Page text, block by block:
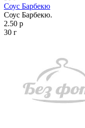
Соус Барбекю
Соус Барбекю.
2.50 р
30 г